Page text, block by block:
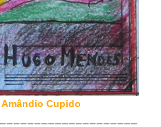
Amândio Cupido